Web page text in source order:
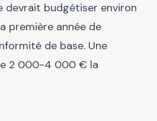
devrait budgétiser environ
première année de
de base. Une
2 000-4 000 € la